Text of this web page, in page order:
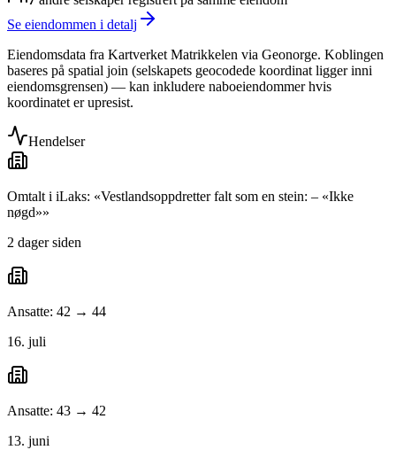
Se eiendommen i detalj
Eiendomsdata fra Kartverket Matrikkelen via Geonorge. Koblingen
baseres på spatial join (selskapets geocodede koordinat ligger inni
eiendomsgrensen) — kan inkludere naboeiendommer hvis
koordinatet er upresist.
Hendelser
Omtalt i iLaks: «Vestlandsoppdretter falt som en stein: – «Ikke
nøgd»»
2 dager siden
Ansatte: 42 → 44
16. juli
Ansatte: 43 → 42
13. juni